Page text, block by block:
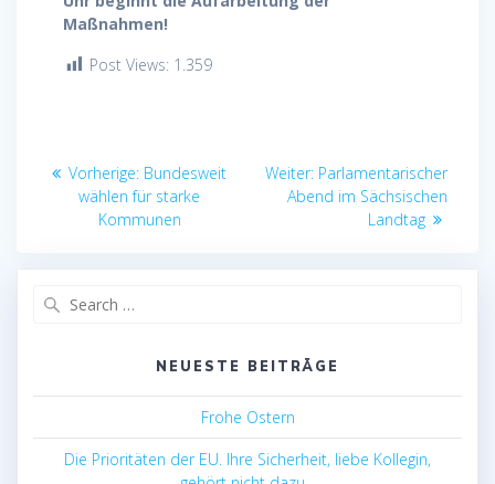
Maßnahmen!
Post Views: 1.359
Beitragsnavigation
Vorherige: Vorheriger
Beitrag:
Bundesweit
wählen für starke
Kommunen
Weiter: Nächster
Beitrag:
Parlamentarischer
Abend im Sächsischen
Landtag
NEUESTE BEITRÄGE
Frohe Ostern
Die Prioritäten der EU. Ihre Sicherheit, liebe Kollegin,